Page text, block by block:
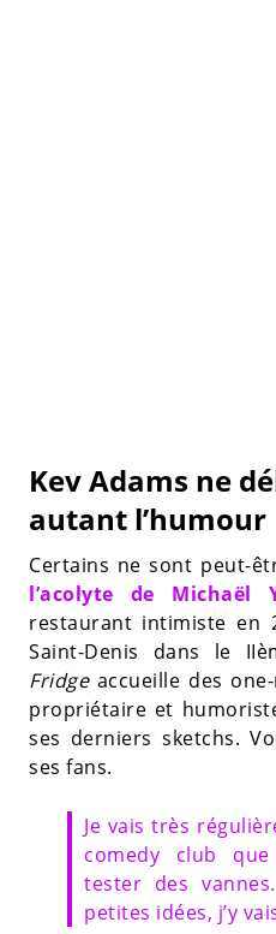
Kev Adams ne
autant l’humour
Certains ne sont peut-
l’acolyte de Michaël
restaurant intimiste en
Saint-Denis dans le
Fridgeaccueille des
propriétaire et
ses derniers sketchs.
ses fans.
Je vais très
comedy club
tester des
petites idées, j’y